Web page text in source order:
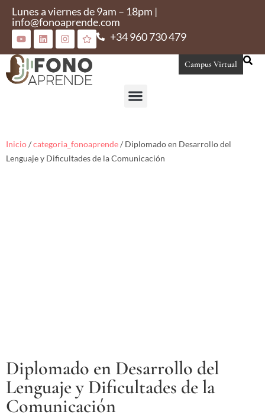
Lunes a viernes de 9am – 18pm |
info@fonoaprende.com
+34 960 730 479
Campus Virtual
Inicio/categoria_fonoaprende/ Diplomado en Desarrollo del
Lenguaje y Dificultades de la Comunicación
Diplomado en Desarrollo del
Lenguaje y Dificultades de la
Comunicación